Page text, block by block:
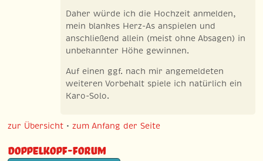
Daher würde ich die Hochzeit anmelden,
mein blankes Herz-As anspielen und
anschließend allein (meist ohne Absagen) in
unbekannter Höhe gewinnen.
Auf einen ggf. nach mir angemeldeten
weiteren Vorbehalt spiele ich natürlich ein
Karo-Solo.
zur Übersicht •zum Anfang der Seite
Doppelkopf-Forum